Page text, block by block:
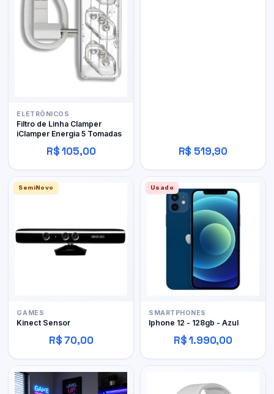
ELETRÔNICOS
Filtro de Linha Clamper
iClamper Energia 5 Tomadas
R$ 105,00 R$ 519,90
SemiNovo
GAMES
Kinect Sensor
R$ 70,00
Usado
SMARTPHONES
Iphone 12 - 128gb - Azul
R$ 1.990,00